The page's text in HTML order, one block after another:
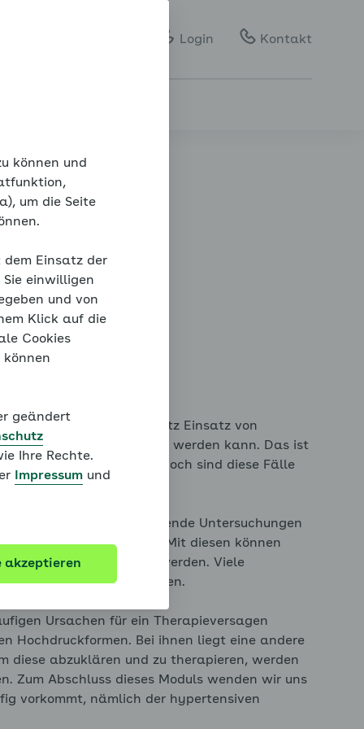
Gebärdensprache
Leichte Sprache
Login Kontakt
nie!
wenn der Blutdruck trotz Einsatz von
normale Werte gesenkt werden kann. Das ist
Bluthochdruck der Fall. Doch sind diese Fälle
zunächst weiterführende Untersuchungen
Arzt veranlasst werden. Mit diesen können
aufgespürt werden. Viele
wirksam behandelt werden.
Ursachen für ein Therapieversagen
Hochdruckformen. Bei ihnen liegt eine andere
diese abzuklären und zu therapieren, werden
Zum Abschluss dieses Moduls wenden wir uns
vorkommt, nämlich der hypertensiven
können und
um die Seite
Einsatz der
einwilligen
und von
Klick auf die
Cookies
geändert
Ihre Rechte.
Impressum und
akzeptieren